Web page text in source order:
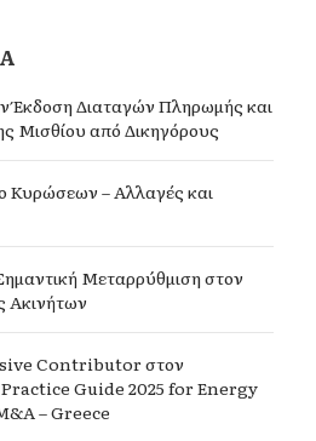
Έκδοση Διαταγών Πληρωμής και
Μισθίου από Δικηγόρους
Κυρώσεων – Αλλαγές και
Μεταρρύθμιση στον
Ακινήτων
Contributor στον
Guide 2025 for Energy
– Greece